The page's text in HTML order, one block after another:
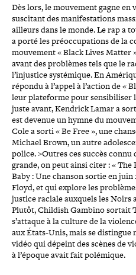
Dès lors, le mouvement gagne
suscitant des mani­fes­ta­tions
ailleurs dans le monde. Le rap a
a porté les pré­oc­cu­pa­tions de la
mouvement « Black Lives Matter
avant des problèmes tels que le
l’in­jus­tice sys­té­mique. En
répondu à l’appel à l’action de «
leur pla­te­forme pour sen­si­bi­li­ser
juste avant, Kendrick Lamar a
est devenue un hymne du
Cole a sorti « Be Free », une
Michael Brown, un autre
police. >Outres ces succès connu
grande, on peut ainsi citer : « The
Baby : Une chanson sortie en
Floyd, et qui explore les
jus­tice raciale auxquels les Noirs
Plutôt, Childish Gambino sortait
s’attaque à la culture de la
aux États-​Unis, mais se
vidéo qui dépeint des scènes de
à l’époque avait fait polémique.